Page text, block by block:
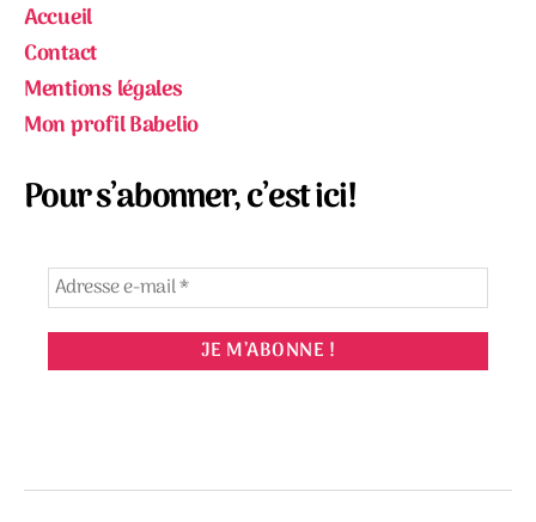
Accueil
Contact
Mentions légales
Mon profil Babelio
Pour s’abonner, c’est ici!